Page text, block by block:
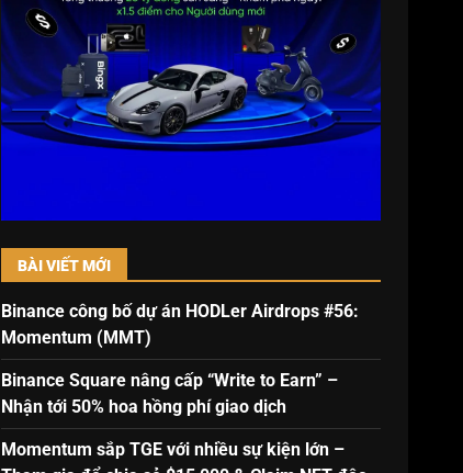
BÀI VIẾT MỚI
Binance công bố dự án HODLer Airdrops #56:
Momentum (MMT)
Binance Square nâng cấp “Write to Earn” –
Nhận tới 50% hoa hồng phí giao dịch
Momentum sắp TGE với nhiều sự kiện lớn –